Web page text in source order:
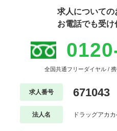
求人についての
お電話でも受
全国共通フリーダイヤル /
求人番号 671043
法人名 ドラッグアカ